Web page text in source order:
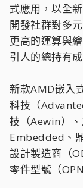
式應用，以全
開發社群對多
更高的運算與
引人的總持有
新款AMD嵌入
科技（
技（Aewin）
Embedded、
設計製造商（
零件型號（